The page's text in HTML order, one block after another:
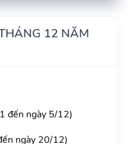
12 NĂM
đến ngày 5/12)
ngày 20/12)